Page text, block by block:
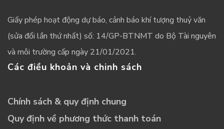
Giấy phép hoạt động dự báo, cảnh báo khí tượng thuỷ văn
(sửa đổi lần thứ nhất) số: 14/GP-BTNMT do Bộ Tài nguyên
và môi trường cấp ngày 21/01/2021.
Các điều khoản và chinh sách
Chính sách & quy định chung
Quy định về phương thức thanh toán